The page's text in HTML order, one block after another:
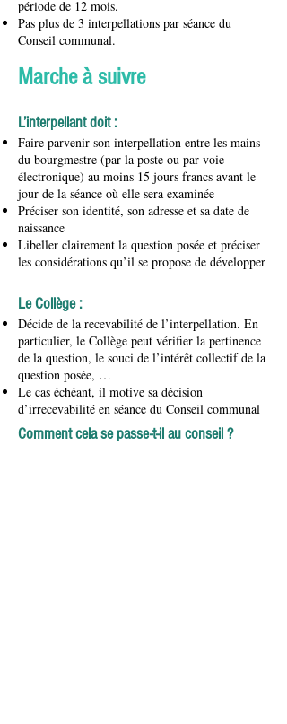
période de 12 mois.
Pas plus de 3 interpellations par séance du
Conseil communal.
Marche à suivre
L’interpellant doit :
Faire parvenir son interpellation entre les mains
du bourgmestre (par la poste ou par voie
électronique) au moins 15 jours francs avant le
jour de la séance où elle sera examinée
Préciser son identité, son adresse et sa date de
naissance
Libeller clairement la question posée et préciser
les considérations qu’il se propose de développer
Le Collège :
Décide de la recevabilité de l’interpellation. En
particulier, le Collège peut vérifier la pertinence
de la question, le souci de l’intérêt collectif de la
question posée, …
Le cas échéant, il motive sa décision
d’irrecevabilité en séance du Conseil communal
Comment cela se passe-t-il au conseil ?